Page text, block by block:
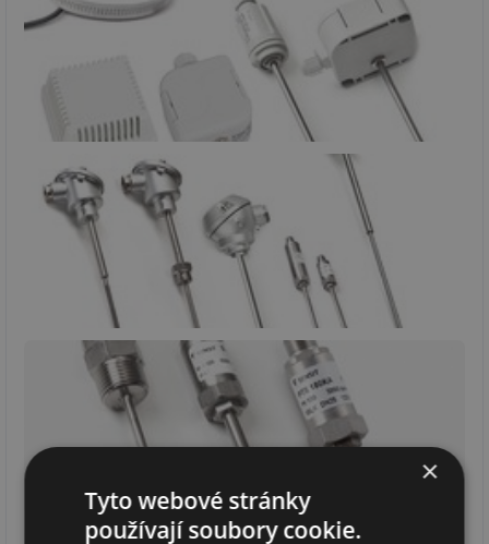
×
Tyto webové stránky
používají soubory cookie.